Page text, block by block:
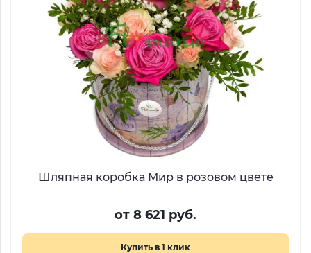
Шляпная коробка Мир в розовом цвете
от 8 621 руб.
Купить в 1 клик